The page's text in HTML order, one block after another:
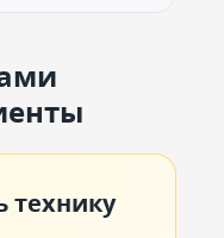
технику